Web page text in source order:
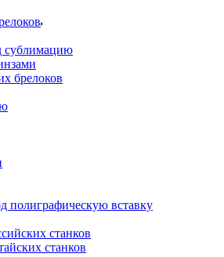
сублимацию
брелоков
полиграфическую вставку
станков
станков